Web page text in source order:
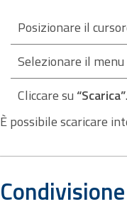
Posizionare il
Selezionare il
Cliccare su “Scarica”.
È possibile scaricare